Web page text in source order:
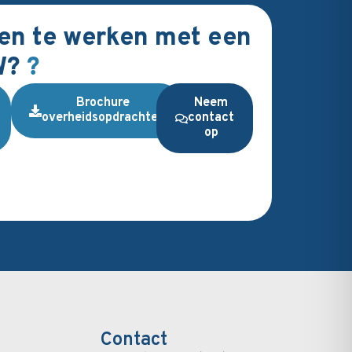
te werken met een
?
Brochure
overheidsopdrachten
Neem
contact
op
Contact